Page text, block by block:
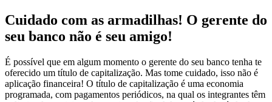
Cuidado com as armadilhas! O gerente do
seu banco não é seu amigo!
É possível que em algum momento o gerente do seu banco tenha te
oferecido um título de capitalização. Mas tome cuidado, isso não é
aplicação financeira! O título de capitalização é uma economia
programada, com pagamentos periódicos, na qual os integrantes têm